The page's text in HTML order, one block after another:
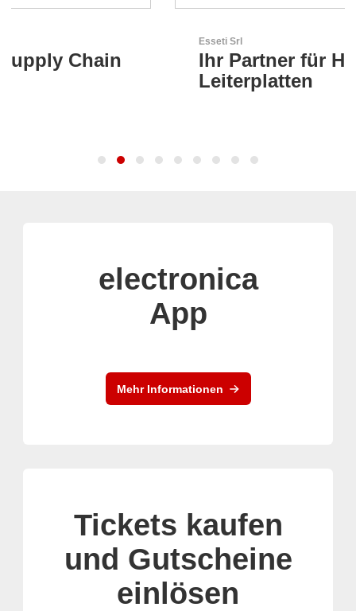
Ihr Partner für High-Tech-
electronica
App
Mehr Informationen
Tickets kaufen
und Gutscheine
einlösen